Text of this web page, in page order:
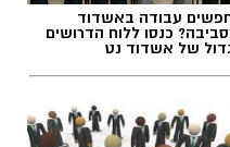
עבודה באשדוד
כנסו ללוח הדרושים
של אשדוד נט